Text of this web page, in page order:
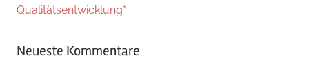
Qualitätsentwicklung*
Neueste Kommentare